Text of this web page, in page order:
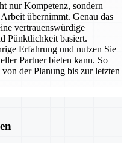
nur Kompetenz, sondern
übernimmt. Genau das
vertrauenswürdige
Pünktlichkeit basiert.
Erfahrung und nutzen Sie
Partner bieten kann. So
der Planung bis zur letzten